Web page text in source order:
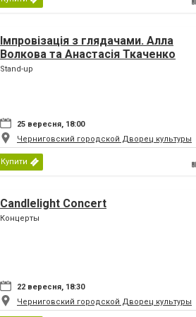
Імпровізація з глядачами. Алла
Волкова та Анастасія Ткаченко
Stand-up
25 вересня, 18:00
Черниговский городской Дворец культуры
Купити
Candlelight Concert
Концерты
22 вересня, 18:30
Черниговский городской Дворец культуры